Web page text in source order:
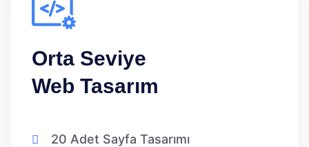
Orta Seviye
Web Tasarım
20 Adet Sayfa Tasarımı